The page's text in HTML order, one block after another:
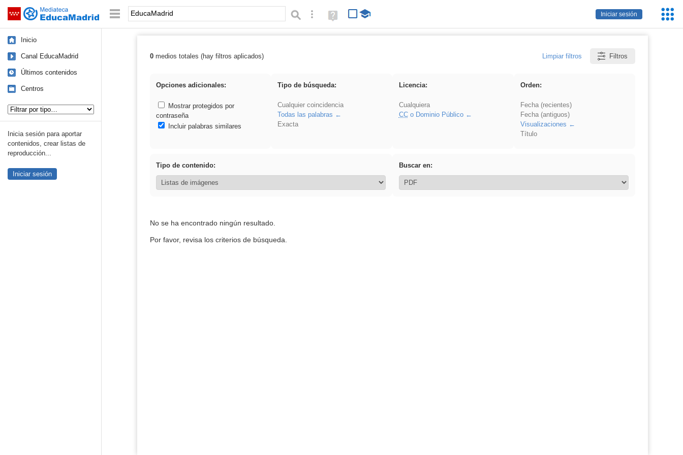
Saltar navegación
Iniciar sesión
Palabra o frase: Búsqueda avanzada
Ayuda
(en
Inicio
Canal EducaMadrid
Últimos contenidos
Centros
Inicia sesión para aportar
contenidos, crear listas de
reproducción...
Iniciar sesión
Resultados de: EducaMadrid
0medios totales (hay filtros aplicados) Limpiar filtros Filtros
Opciones adicionales:
Mostrar protegidos por
contraseña
Incluir palabras similares
Tipo de búsqueda:
Cualquier coincidencia
Todas las palabras
Exacta
Licencia:
Cualquiera
CCo Dominio Público
Orden:
Fecha (recientes)
Fecha (antiguos)
Visualizaciones
Título
Tipo de contenido: Buscar en:
No se ha encontrado ningún resultado.
Por favor, revisa los criterios de búsqueda.